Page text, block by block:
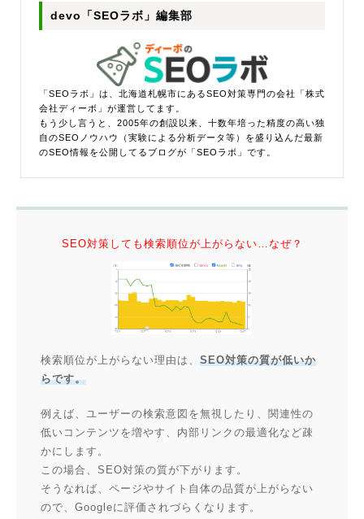
devo「SEOラボ」編集部
「SEOラボ」は、北海道札幌市にあるSEO対策専門の会社「株式
会社ディーボ」が運営してます。
もう少し言うと、2005年の創設以来、十数年培った精度の高い独
自のSEOノウハウ（実験による分析データ等）を盛り込んだ最新
のSEO情報を公開してるブログが「SEOラボ」です。
SEO対策しても検索順位が上がらない…なぜ？
検索順位が上がらない理由は、 SEO対策の質が低いか
らです。
例えば、ユーザーの検索意図を無視したり、関連性の
低いコンテンツを増やす、内部リンクの最適化など疎
かにします。
この場合、SEO対策の質が下がります。
そうなれば、ページやサイト自体の品質が上がらない
ので、Googleに評価されづらくなります。